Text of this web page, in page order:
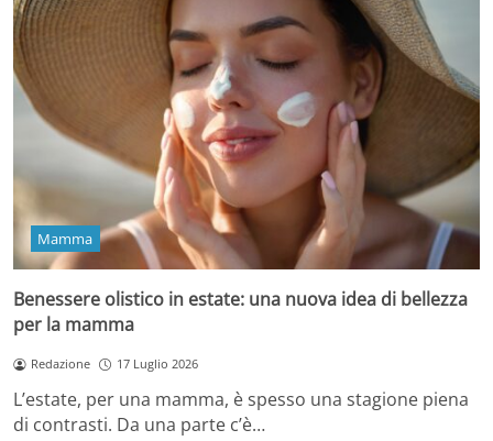
Mamma
Benessere olistico in estate: una nuova idea di bellezza
per la mamma
Redazione 17 Luglio 2026
L’estate, per una mamma, è spesso una stagione piena
di contrasti. Da una parte c’è…